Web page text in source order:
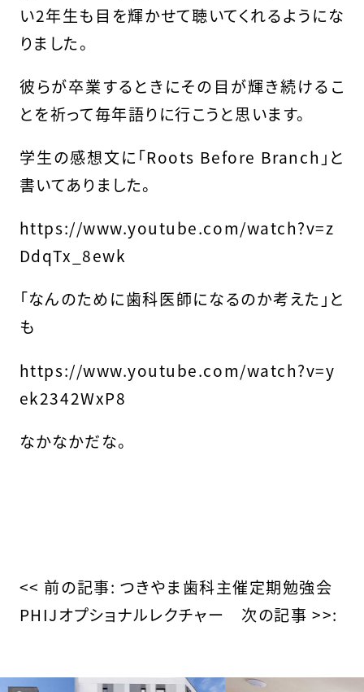
い2年生も目を輝かせて聴いてくれるようにな
りました。
彼らが卒業するときにその目が輝き続けるこ
とを祈って毎年語りに行こうと思います。
学生の感想文に「Roots Before Branch」と
書いてありました。
https://www.youtube.com/watch?v=z
DdqTx_8ewk
「なんのために歯科医師になるのか考えた」と
も
https://www.youtube.com/watch?v=y
ek2342WxP8
なかなかだな。
の
他
<< 前の記事: つきやま歯科主催定期勉強会
PHIJオプショナルレクチャー
次の記事 >>: